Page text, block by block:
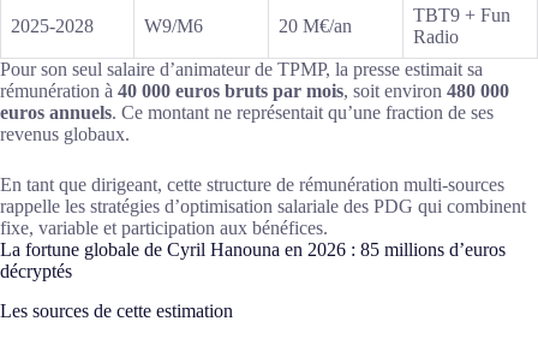
2025-2028 W9/M6 20 M€/an
TBT9 + Fun
Radio
Pour son seul salaire d’animateur de TPMP, la presse estimait sa
rémunération à 40 000 euros bruts par mois, soit environ 480 000
euros annuels. Ce montant ne représentait qu’une fraction de ses
revenus globaux.
En tant que dirigeant, cette structure de rémunération multi-sources
rappelle les stratégies d’optimisation salariale des PDG qui combinent
fixe, variable et participation aux bénéfices.
La fortune globale de Cyril Hanouna en 2026 : 85 millions d’euros
décryptés
Les sources de cette estimation